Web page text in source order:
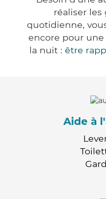
réaliser les
quotidienne,
encore pour
la nuit : être
Aide à